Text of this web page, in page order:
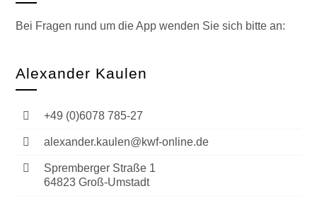
Bei Fragen rund um die App wenden Sie sich bitte an:
Alexander Kaulen
+49 (0)6078 785-27
alexander.kaulen@kwf-online.de
Spremberger Straße 1
64823 Groß-Umstadt